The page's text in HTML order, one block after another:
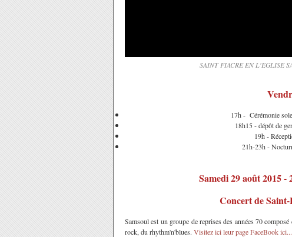
SAINT FIACRE EN L'EGLISE
17h - Cérémonie
18h15 - dépôt de
19h -
21h-23h -
Samedi 29 août 2015
Concert de
Samsoul est un groupe de reprises des années 70
rock, du rhythm'n'blues. Visitez ici leur page FaceBook ici...